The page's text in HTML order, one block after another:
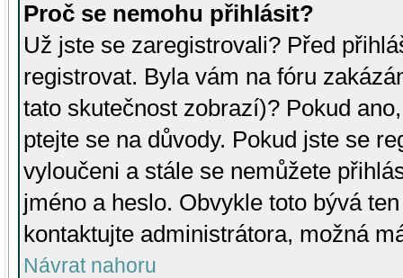
Proč se nemohu přihlásit?
Už jste se zaregistrovali? Před
registrovat. Byla vám na fóru
tato skutečnost zobrazí)? Pokud
ptejte se na důvody. Pokud jste se
vyloučeni a stále se nemůžete
jméno a heslo. Obvykle toto bývá
kontaktujte administrátora, možná
Návrat nahoru